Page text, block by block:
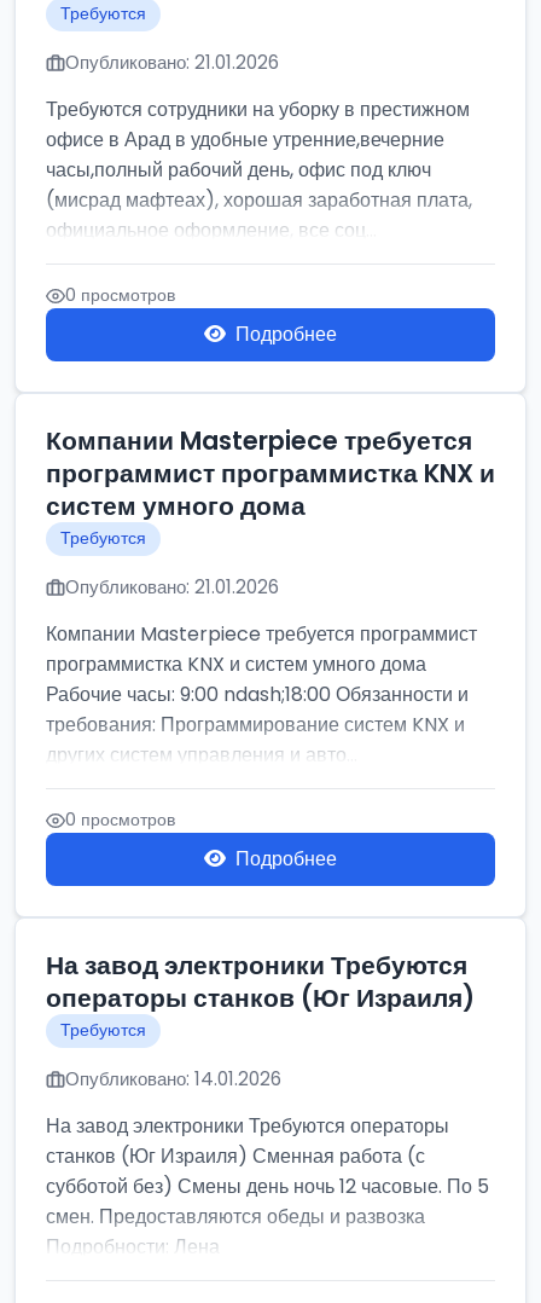
Требуются
Опубликовано: 21.01.2026
Требуются сотрудники на уборку в престижном
офисе в Арад в удобные утренние,вечерние
часы,полный рабочий день, офис под ключ
(мисрад мафтеах), хорошая заработная плата,
официальное оформление, все соц...
0 просмотров
Подробнее
Компании Masterpiece требуется
программист программистка KNX и
систем умного дома
Требуются
Опубликовано: 21.01.2026
Компании Masterpiece требуется программист
программистка KNX и систем умного дома
Рабочие часы: 9:00 ndash;18:00 Обязанности и
требования: Программирование систем KNX и
других систем управления и авто...
0 просмотров
Подробнее
На завод электроники Требуются
операторы станков (Юг Израиля)
Требуются
Опубликовано: 14.01.2026
На завод электроники Требуются операторы
станков (Юг Израиля) Сменная работа (с
субботой без) Смены день ночь 12 часовые. По 5
смен. Предоставляются обеды и развозка
Подробности: Лена